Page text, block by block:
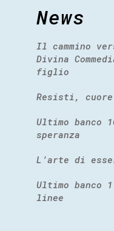
News
Il cammino
Divina
figlio
Resisti, cuore
Ultimo banco
speranza
L’arte di
Ultimo banco
linee